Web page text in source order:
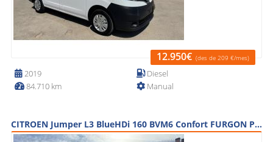
12.950€ (des de 209 €/mes)
2019
84.710 km
Diesel
Manual
CITROEN Jumper L3 BlueHDi 160 BVM6 Confort FURGON PLATAFORMA